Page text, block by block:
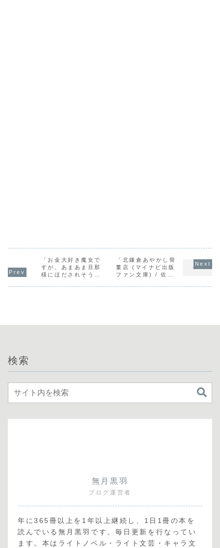
「お金大好き魔女で
すが、あまあま旦那
様にほだされそうで
「北鎌倉あやかし骨
董店 (マイナビ出版
ファン文庫) / 佐藤
検索
無月黒羽
ブログ運営者
年に365冊以上を1年以上継続し、1日1冊の本を
読んでいる無月黒羽です。毎日更新を行なってい
ます。本はライトノベル・ライト文芸・キャラ文